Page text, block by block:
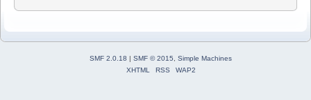
SMF 2.0.18 SMF © 2015, Simple Machines
XHTML
RSS WAP2